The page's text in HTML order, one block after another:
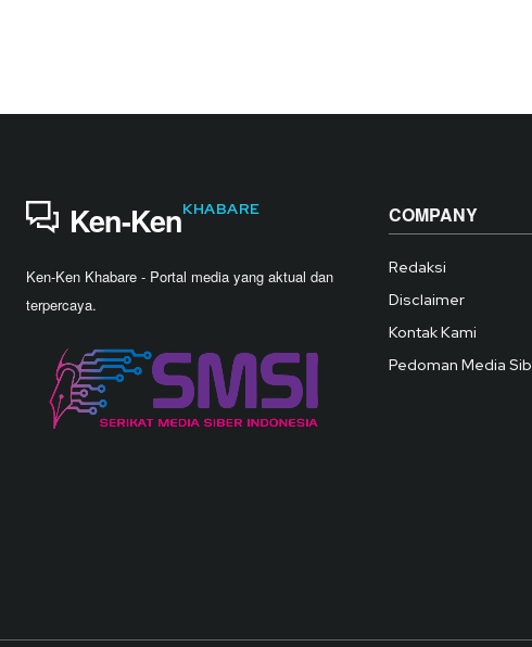
Ken-KenKHABARE
Ken-Ken Khabare - Portal media yang aktual dan
terpercaya.
COMPANY
Redaksi
Disclaimer
Kontak Kami
Pedoman Media